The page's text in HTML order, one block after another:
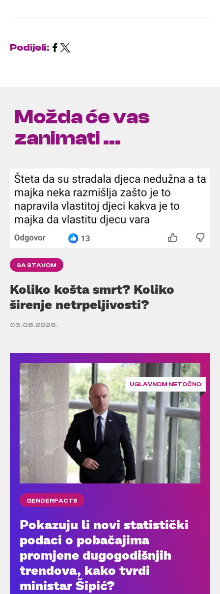
Podijeli:
Možda će vas
zanimati ...
SA STAVOM
Koliko košta smrt? Koliko
širenje netrpeljivosti?
03.08.2026.
UGLAVNOM NETOČNO
GENDERFACTS
Pokazuju li novi statistički
podaci o pobačajima
promjene dugogodišnjih
trendova, kako tvrdi
ministar Šipić?